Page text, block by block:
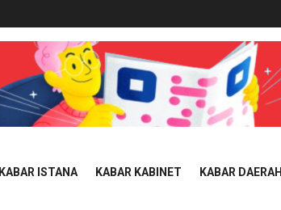
KABAR ISTANA KABAR KABINET KABAR DAERAH